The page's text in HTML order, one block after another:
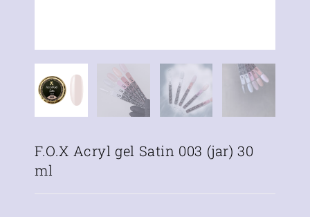
F.O.X Acryl gel Satin 003 (jar) 30
ml